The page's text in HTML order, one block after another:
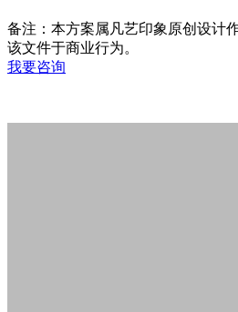
备注：本方案属凡艺印象原创设计
该文件于商业行为。
我要咨询